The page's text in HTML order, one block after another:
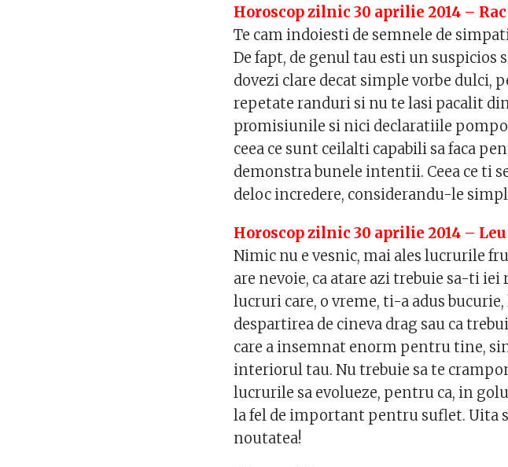
Horoscop zilnic 30 aprilie 2014 – Rac
Te cam indoiesti de semnele de
De fapt, de genul tau esti un suspicios
dovezi clare decat simple vorbe dulci,
repetate randuri si nu te lasi pacalit
promisiunile si nici declaratiile
ceea ce sunt ceilalti capabili sa faca
demonstra bunele intentii. Ceea ce ti
deloc incredere, considerandu-le
Horoscop zilnic 30 aprilie 2014 – Leu
Nimic nu e vesnic, mai ales lucrurile
are nevoie, ca atare azi trebuie sa-ti iei
lucruri care, o vreme, ti-a adus
despartirea de cineva drag sau ca
care a insemnat enorm pentru tine,
interiorul tau. Nu trebuie sa te
lucrurile sa evolueze, pentru ca, in
la fel de important pentru suflet. Uita
noutatea!